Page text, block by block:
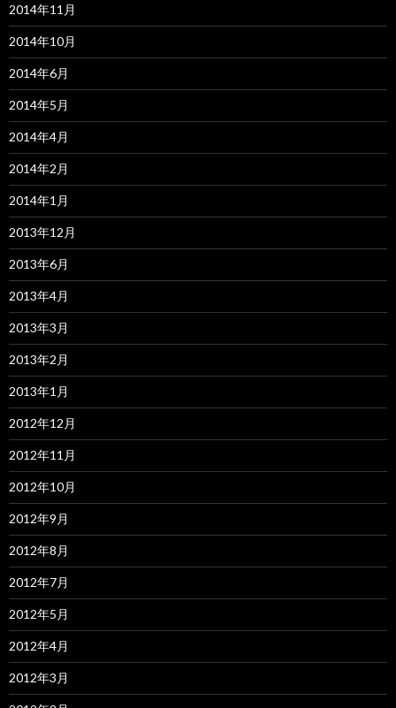
2014年11月
2014年10月
2014年6月
2014年5月
2014年4月
2014年2月
2014年1月
2013年12月
2013年6月
2013年4月
2013年3月
2013年2月
2013年1月
2012年12月
2012年11月
2012年10月
2012年9月
2012年8月
2012年7月
2012年5月
2012年4月
2012年3月